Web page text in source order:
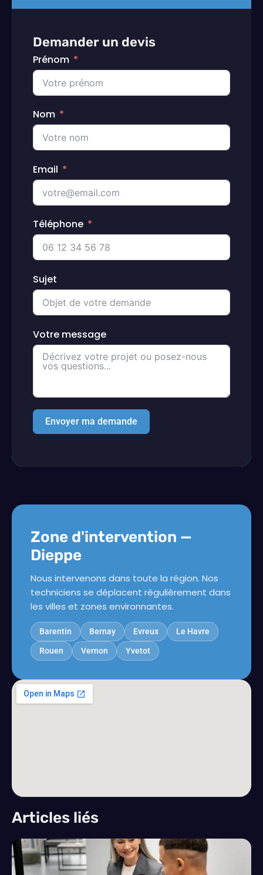
Demander un devis
Prénom
Nom
Email
Téléphone
Sujet
Votre message
Envoyer ma demande
Zone d'intervention —
Dieppe
Nous intervenons dans toute la région. Nos
techniciens se déplacent régulièrement dans
les villes et zones environnantes.
Barentin Bernay Evreux Le Havre
Rouen Vernon Yvetot
Articles liés